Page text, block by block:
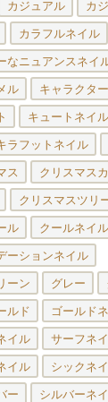
カジュアル カ
カラフルネイル
なニュアンスネイ
ル キャラクタ
キュートネイル
ラフットネイル
ス クリスマス
クリスマスツリ
ル クールネイル
ーションネイル
ーン グレー
ルド ゴールド
イル サーフネ
イル シックネ
ー シルバーネ